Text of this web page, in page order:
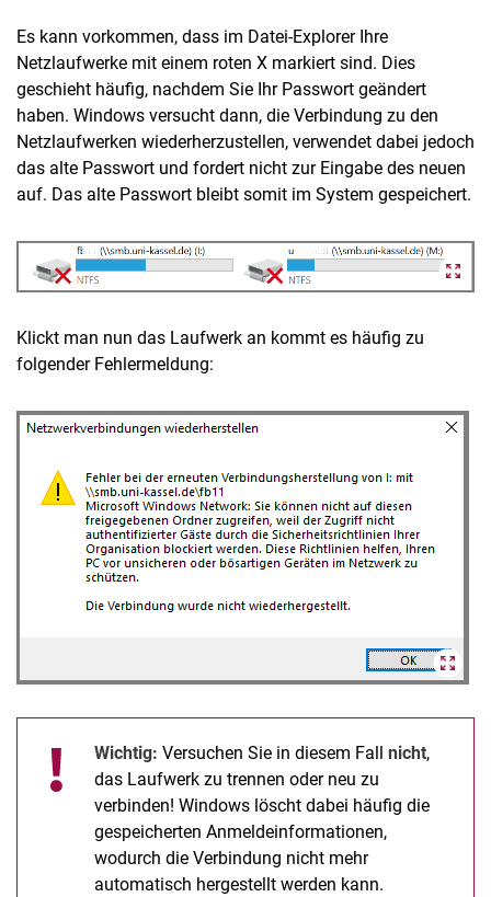
Es kann vorkommen, dass im Datei-Explorer Ihre
Netzlaufwerke mit einem roten X markiert sind. Dies
geschieht häufig, nachdem Sie Ihr Passwort geändert
haben. Windows versucht dann, die Verbindung zu den
Netzlaufwerken wiederherzustellen, verwendet dabei jedoch
das alte Passwort und fordert nicht zur Eingabe des neuen
auf. Das alte Passwort bleibt somit im System gespeichert.
Klickt man nun das Laufwerk an kommt es häufig zu
folgender Fehlermeldung:
Wichtig: Versuchen Sie in diesem Fall nicht,
das Laufwerk zu trennen oder neu zu
verbinden! Windows löscht dabei häufig die
gespeicherten Anmeldeinformationen,
wodurch die Verbindung nicht mehr
automatisch hergestellt werden kann.